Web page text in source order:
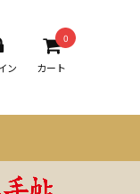
ン
0
カート